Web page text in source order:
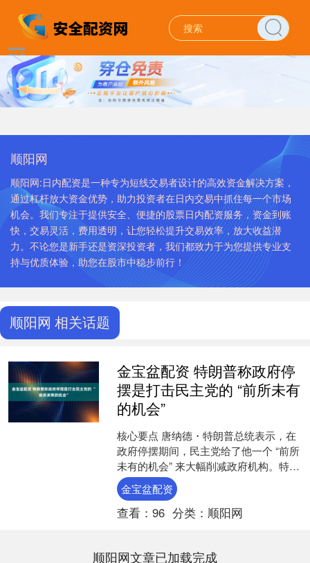
顺阳网
顺阳网:日内配资是一种专为短线交易者设计的高效资金解决方案，
通过杠杆放大资金优势，助力投资者在日内交易中抓住每一个市场
机会。我们专注于提供安全、便捷的股票日内配资服务，资金到账
快，交易灵活，费用透明，让您轻松提升交易效率，放大收益潜
力。不论您是新手还是资深投资者，我们都致力于为您提供专业支
持与优质体验，助您在股市中稳步前行！
顺阳网 相关话题
金宝盆配资 特朗普称政府停
摆是打击民主党的 “前所未有
的机会”
核心要点 唐纳德・特朗普总统表示，在
政府停摆期间，民主党给了他一个 “前所
未有的机会” 来大幅削减政府机构。特朗
普政府近期宣布，已冻结用于纽约市基
础设施项目的约....
金宝盆配资
查看： 96 分类： 顺阳网
顺阳网文章已加载完成